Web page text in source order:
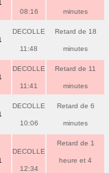
08:16 minutes
DECOLLE
11:48
Retard de 18
minutes
DECOLLE
11:41
Retard de 11
minutes
DECOLLE
10:06
Retard de 6
minutes
DECOLLE
12:34
Retard de 1
heure et 4